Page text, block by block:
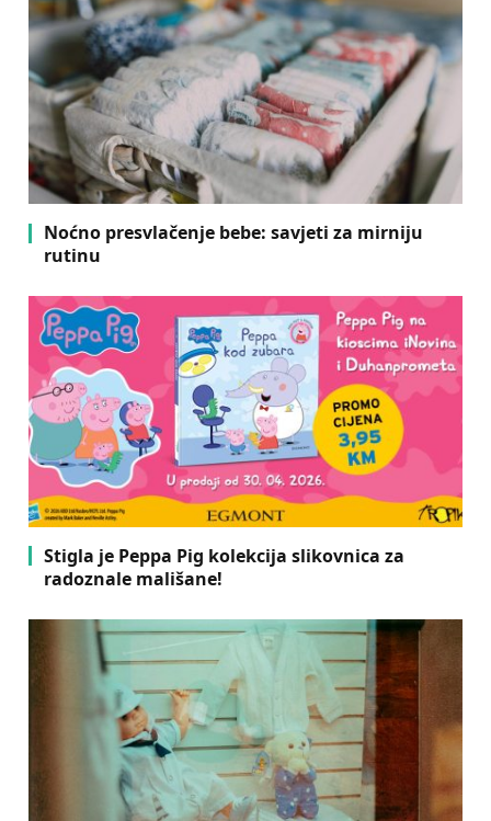
Noćno presvlačenje bebe: savjeti za mirniju
rutinu
Stigla je Peppa Pig kolekcija slikovnica za
radoznale mališane!